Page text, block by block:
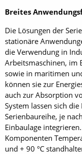
Breites
Die Lösungen der
stationäre
die Verwendung in
Arbeitsmaschinen, im
sowie in maritimen
können sie zur
auch zur Absorption
System lassen sich
Serienbaureihe, je
Einbaulage
Komponenten
und + 90 °C